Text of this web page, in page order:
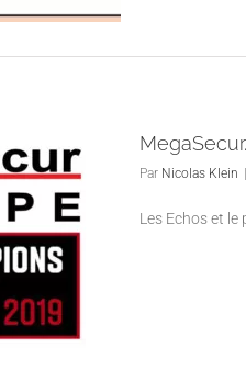
Par Nicolas Klein
Les Echos et